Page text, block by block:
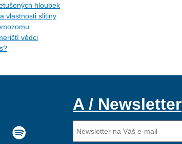
hloubek
vlastnosti slitiny
vědci
A / Newsletter